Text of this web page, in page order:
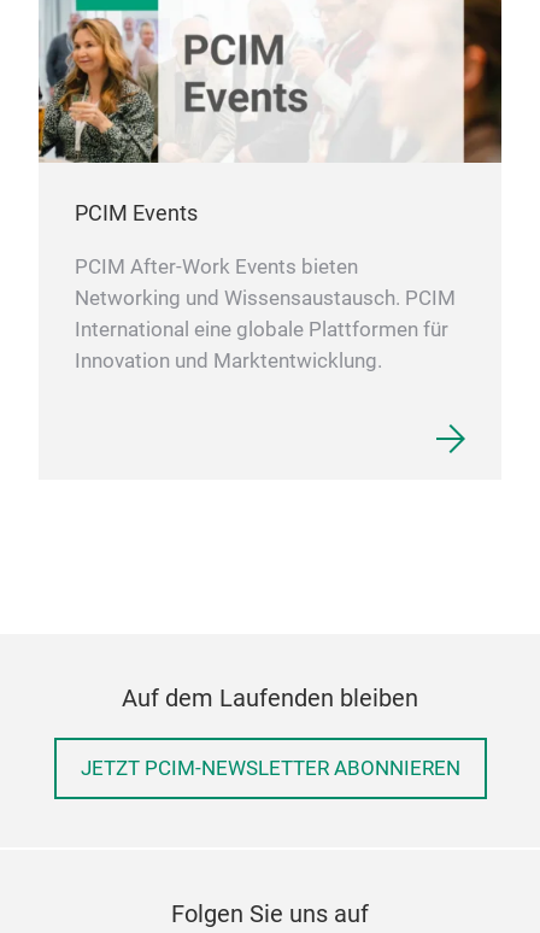
PCIM Events
PCIM After-Work Events bieten
Networking und Wissensaustausch. PCIM
International eine globale Plattformen für
Innovation und Marktentwicklung.
Auf dem Laufenden bleiben
JETZT PCIM-NEWSLETTER ABONNIEREN
Folgen Sie uns auf